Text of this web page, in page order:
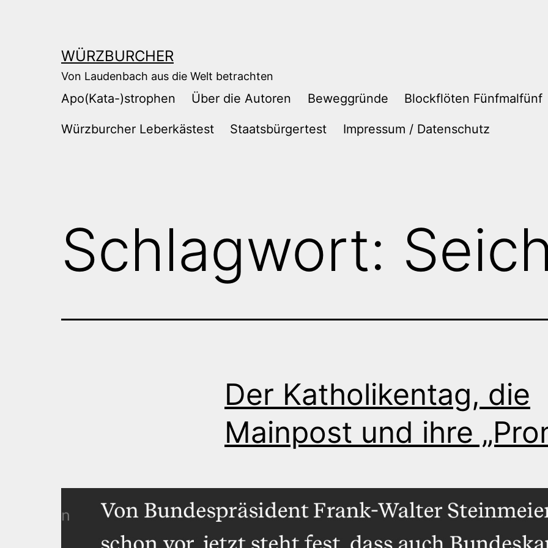
WÜRZBURCHER
Von Laudenbach aus die Welt betrachten
Apo(Kata-)strophen Über die Autoren Beweggründe Blockflöten Fünfmalfünf
Würzburcher Leberkästest Staatsbürgertest Impressum / Datenschutz
Schlagwort:
Der Katholikentag, die
Mainpost und ihre